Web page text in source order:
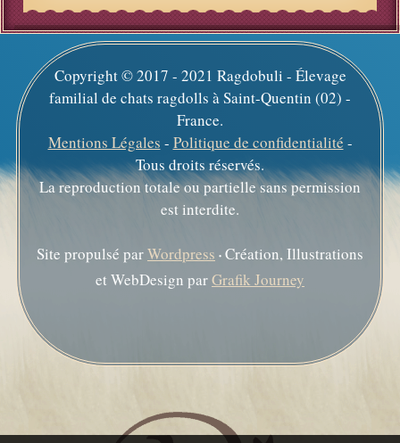
Copyright © 2017 - 2021 Ragdobuli - Élevage
familial de chats ragdolls à Saint-Quentin (02) -
France.
Mentions Légales - Politique de confidentialité -
Tous droits réservés.
La reproduction totale ou partielle sans permission
est interdite.
Site propulsé parWordpress • Création, Illustrations
et WebDesign parGrafik Journey